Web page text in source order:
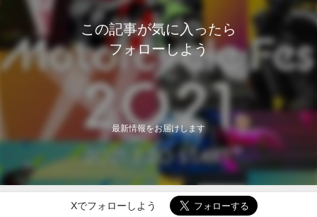
この記事が気に入ったら
フォローしよう
最新情報をお届けします
Xでフォローしよう